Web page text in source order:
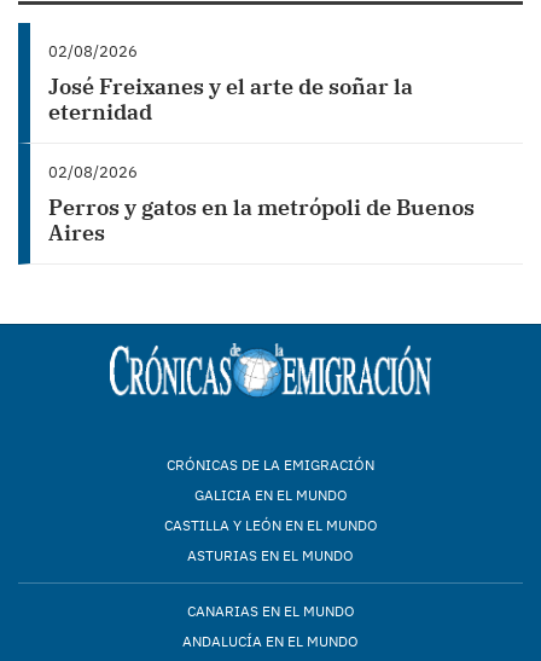
02/08/2026
José Freixanes y el arte de soñar la
eternidad
02/08/2026
Perros y gatos en la metrópoli de Buenos
Aires
CRÓNICAS DE LA EMIGRACIÓN
GALICIA EN EL MUNDO
CASTILLA Y LEÓN EN EL MUNDO
ASTURIAS EN EL MUNDO
CANARIAS EN EL MUNDO
ANDALUCÍA EN EL MUNDO